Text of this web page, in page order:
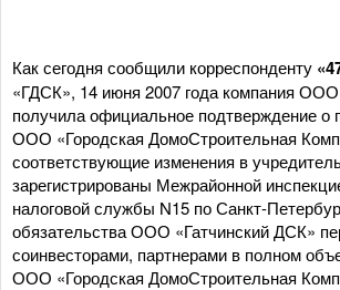
Как сегодня сообщили корреспонденту
«ГДСК», 14 июня 2007 года компания
получила официальное подтверждение о
ООО «Городская ДомоСтроительная
соответствующие изменения в
зарегистрированы Межрайонной
налоговой службы N15 по Санкт-
обязательства ООО «Гатчинский ДСК»
соинвесторами, партнерами в полном
ООО «Городская ДомоСтроительная